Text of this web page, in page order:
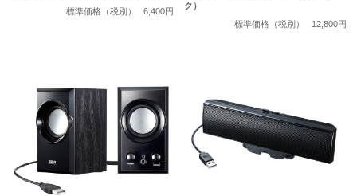
標準価格（税別）
6,400円
ク）
標準価格（税別）
12,800円